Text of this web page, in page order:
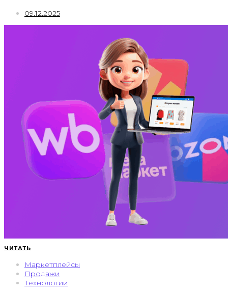
09.12.2025
ЧИТАТЬ
Маркетплейсы
Продажи
Технологии